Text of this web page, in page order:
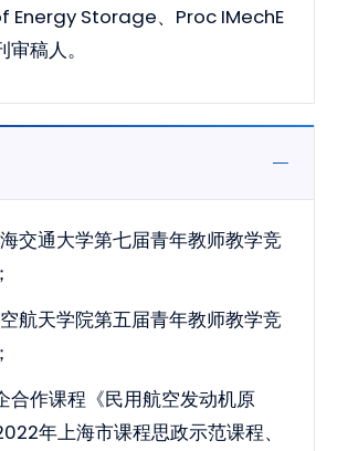
Energy Storage、Proc IMechE
稿人。
交通大学第七届青年教师教学竞
航天学院第五届青年教师教学竞
合作课程《民用航空发动机原
年上海市课程思政示范课程、